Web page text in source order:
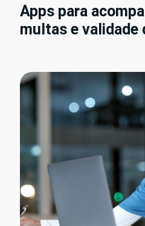
Apps para
multas e validade